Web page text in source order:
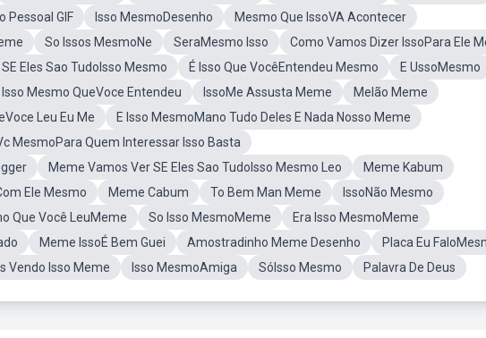
Pessoal GIF Isso MesmoDesenho
Mesmo Que IssoVA Acontecer
So Issos MesmoNe SeraMesmo Isso
Como Vamos Dizer IssoPara Ele
Eles Sao TudoIsso Mesmo É Isso Que VocêEntendeu Mesmo
E UssoMesmo
Isso Mesmo QueVoce Entendeu IssoMe Assusta Meme
Melão Meme
Leu Eu Me
E Isso MesmoMano Tudo Deles E Nada Nosso Meme
MesmoPara Quem Interessar Isso Basta
Meme Vamos Ver SE Eles Sao TudoIsso Mesmo Leo
Meme Kabum
Ele Mesmo
Meme Cabum To Bem Man Meme
IssoNão Mesmo
Que Você LeuMeme So Isso MesmoMeme
Era Isso MesmoMeme
Meme IssoÉ Bem Guei Amostradinho Meme Desenho
Placa Eu
Vendo Isso Meme Isso MesmoAmiga SóIsso Mesmo Palavra De Deus